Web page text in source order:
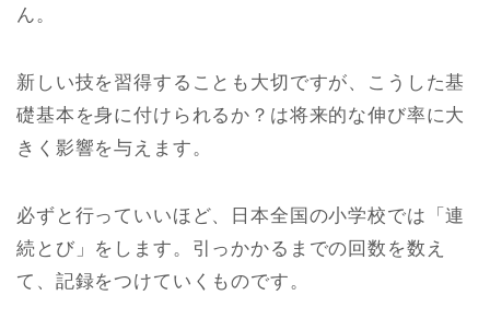
ん。
新しい技を習得することも大切ですが、こうした基
礎基本を身に付けられるか？は将来的な伸び率に大
きく影響を与えます。
必ずと行っていいほど、日本全国の小学校では「連
続とび」をします。引っかかるまでの回数を数え
て、記録をつけていくものです。